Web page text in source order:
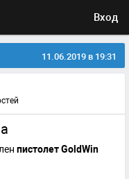
Вход
11.06.2019 в 19:31
пистолет GoldWin